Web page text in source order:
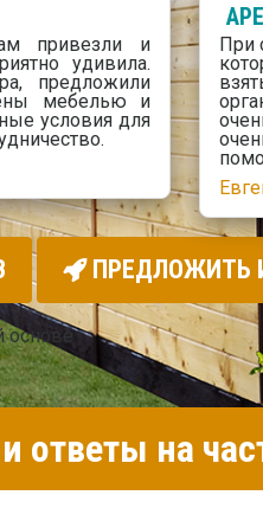
привезли и
удивила.
предложили
мебелью и
условия для
При
ПРЕДЛОЖИТЬ
основе
ответы на